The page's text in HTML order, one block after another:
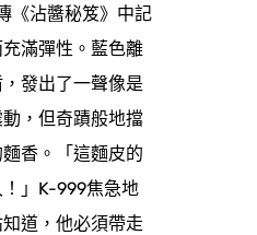
《沾醬秘笈》中記
滿彈性。藍色離
發出了一聲像是
，但奇蹟般地擋
香。「這麵皮的
」K-999焦急地
道，他必須帶走